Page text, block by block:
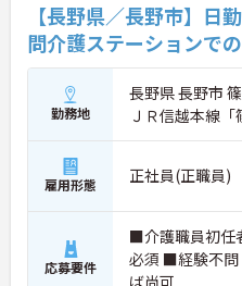
【長野県／長野市】
問介護ステーションで
勤務地
長野県 長野市
ＪＲ信越本線
雇用形態 正社員(正職員)
応募要件
■介護職員初任
必須 ■経験不